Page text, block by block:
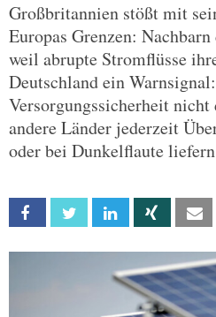
Großbritannien stößt mit
Europas Grenzen:
weil abrupte Stromflüsse
Deutschland ein
Versorgungssicherheit nicht
andere Länder jederzeit
oder bei Dunkelflaute
Facebook Twitter Linkedin Xing